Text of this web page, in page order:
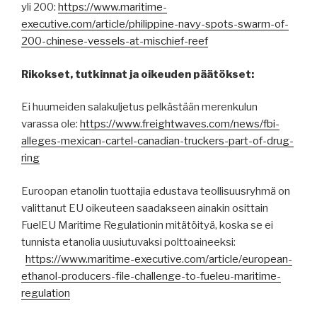
yli 200: https://www.maritime-
executive.com/article/philippine-navy-spots-swarm-of-
200-chinese-vessels-at-mischief-reef
Rikokset, tutkinnat ja oikeuden päätökset:
Ei huumeiden salakuljetus pelkästään merenkulun
varassa ole: https://www.freightwaves.com/news/fbi-
alleges-mexican-cartel-canadian-truckers-part-of-drug-
ring
Euroopan etanolin tuottajia edustava teollisuusryhmä on
valittanut EU oikeuteen saadakseen ainakin osittain
FuelEU Maritime Regulationin mitätöityä, koska se ei
tunnista etanolia uusiutuvaksi polttoaineeksi:
https://www.maritime-executive.com/article/european-
ethanol-producers-file-challenge-to-fueleu-maritime-
regulation